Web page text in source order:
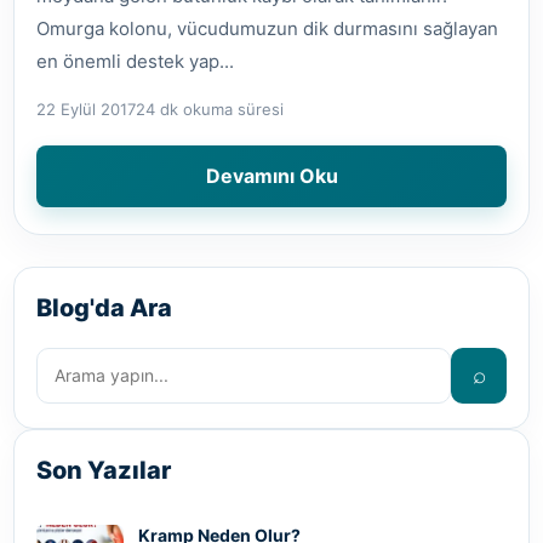
Omurga kolonu, vücudumuzun dik durmasını sağlayan
en önemli destek yap...
22 Eylül 201724 dk okuma süresi
Devamını Oku
Blog'da Ara
⌕
Son Yazılar
Kramp Neden Olur?